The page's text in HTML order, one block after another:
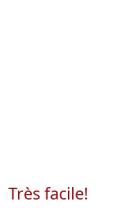
Très facile!